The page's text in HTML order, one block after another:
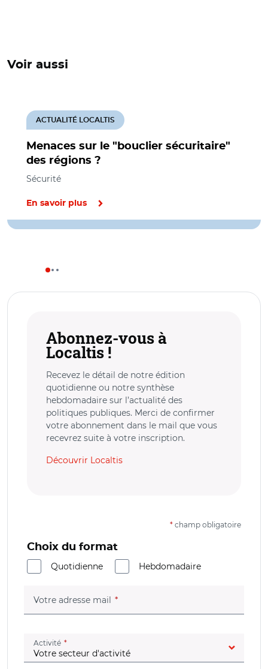
Voir aussi
Menaces sur le "bouclier sécuritaire"
des régions ?
ACTUALITÉ LOCALTIS
Sécurité
En savoir plus
Abonnez-vous à
Localtis !
Recevez le détail de notre édition
quotidienne ou notre synthèse
hebdomadaire sur l’actualité des
politiques publiques. Merci de confirmer
votre abonnement dans le mail que vous
recevrez suite à votre inscription.
Découvrir Localtis
* champ obligatoire
Choix du format
Quotidienne
Hebdomadaire
Votre adresse mail (champ obligatoire)
Activité (champ obligatoire)